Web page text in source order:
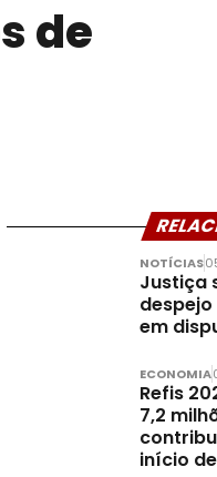
de
NOTÍCIAS
Justiça
em
ECONOMIA
Refis
7,2
início